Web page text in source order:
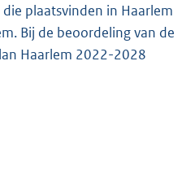
plaatsvinden in Haarlem
Bij de beoordeling van de
Haarlem 2022-2028